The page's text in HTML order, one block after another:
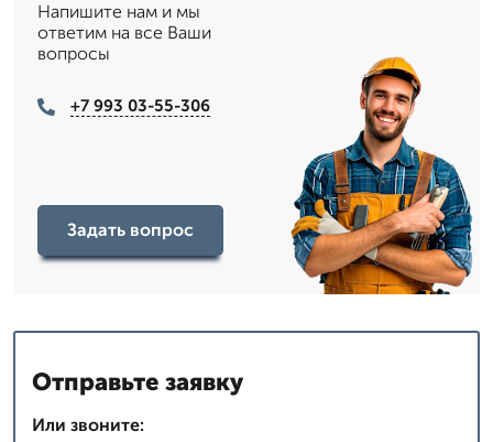
Напишите нам и мы
ответим на все Ваши
вопросы
+7 993 03-55-306
Задать вопрос
Отправьте заявку
Или звоните: